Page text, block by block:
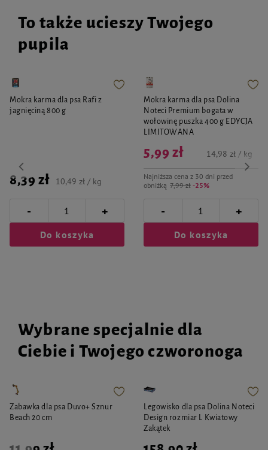
To także ucieszy Twojego
pupila
Mokra karma dla psa Rafi z
jagnięciną 800 g
8,39 zł 10,49 zł / kg
- +
Do koszyka
Mokra karma dla psa Dolina
Noteci Premium bogata w
wołowinę puszka 400 g EDYCJA
LIMITOWANA
Najniższa cena z 30 dni przed
obniżką 7,99 zł -25%
5,99 zł 14,98 zł / kg
- +
Do koszyka
Wybrane specjalnie dla
Ciebie i Twojego czworonoga
Zabawka dla psa Duvo+ Sznur
Beach 20 cm
Legowisko dla psa Dolina Noteci
Design rozmiar L Kwiatowy
Zakątek